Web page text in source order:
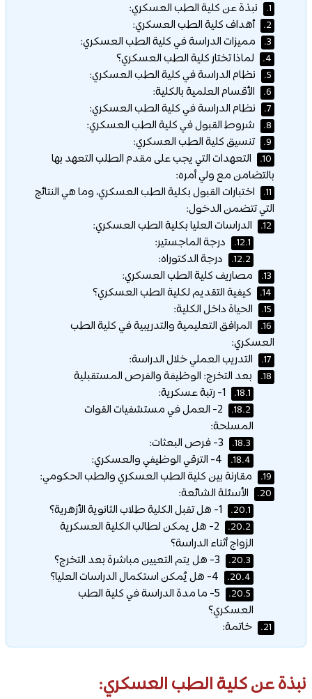
1. نبذة عن كلية الطب العسكري:
2. أهداف كلية الطب العسكري:
3. مميزات الدراسة في كلية الطب العسكري:
4. لماذا تختار كلية الطب العسكري؟
5. نظام الدراسة في كلية الطب العسكري:
6. الأقسام العلمية بالكلية:
7. نظام الدراسة في كلية الطب العسكري:
8. شروط القبول في كلية الطب العسكري:
9. تنسيق كلية الطب العسكري:
10.
التعهدات التي يجب على مقدم الطلب التعهد بها
بالتضامن مع ولي أمره:
11.
اختبارات القبول بكلية الطب العسكري، وما هي النتائج
التي تتضمن الدخول:
12. الدراسات العليا بكلية الطب العسكري:
12.1. درجة الماجستير:
12.2. درجة الدكتوراه:
13. مصاريف كلية الطب العسكري:
14. كيفية التقديم لكلية الطب العسكري؟
15. الحياة داخل الكلية:
16.
المرافق التعليمية والتدريبية في كلية الطب
العسكري:
17. التدريب العملي خلال الدراسة:
18. بعد التخرج: الوظيفة والفرص المستقبلية
18.1.
18.2.
2- العمل في مستشفيات القوات
المسلحة:
18.3.
18.4.
19. مقارنة بين كلية الطب العسكري والطب الحكومي:
20. الأسئلة الشائعة:
20.1.
20.2.
2- هل يمكن لطالب الكلية العسكرية
الزواج أثناء الدراسة؟
20.3.
20.4.
20.5.
5- ما مدة الدراسة في كلية الطب
العسكري؟
21. خاتمة:
نبذة عن كلية الطب العسكري: